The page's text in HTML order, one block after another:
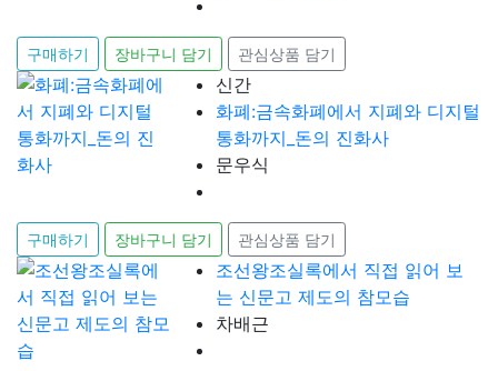
구매하기 장바구니 담기 관심상품 담기
신간
화폐:금속화폐에서 지폐와 디지털
통화까지_돈의 진화사
문우식
구매하기 장바구니 담기 관심상품 담기
조선왕조실록에서 직접 읽어 보
는 신문고 제도의 참모습
차배근